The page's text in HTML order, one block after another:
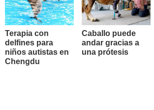
Terapia con
delfines para
niños autistas en
Chengdu
Caballo puede
andar gracias a
una prótesis